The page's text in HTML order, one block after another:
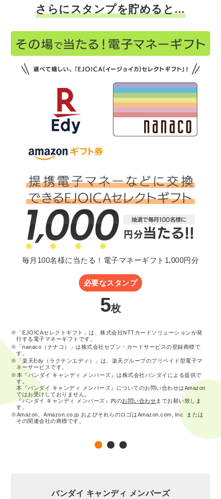
さらにスタンプを貯めると…
毎月100名様に当たる！電子マネーギフト1,000円分
必要なスタンプ
5枚
※「EJOICAセレクトギフト」は、株式会社NTTカードソリューションが発
行する電子マネーギフトです。
※「nanaco（ナナコ）」は株式会社セブン・カードサービスの登録商標で
す。
※「楽天Edy（ラクテンエディ）」は、楽天グループのプリペイド型電子マ
ネーサービスです。
※本『バンダイ キャンディ メンバーズ』は株式会社バンダイによる提供で
す。
本『バンダイ キャンディ メンバーズ』についてのお問い合わせはAmazon
ではお受けしておりません。
『バンダイ キャンディ メンバーズ』内のお問い合わせまでお願い致しま
す。
※Amazon、Amazon.co.jp およびそれらのロゴはAmazon.com, Inc. または
その関連会社の商標です。
バンダイ キャンディ メンバーズ